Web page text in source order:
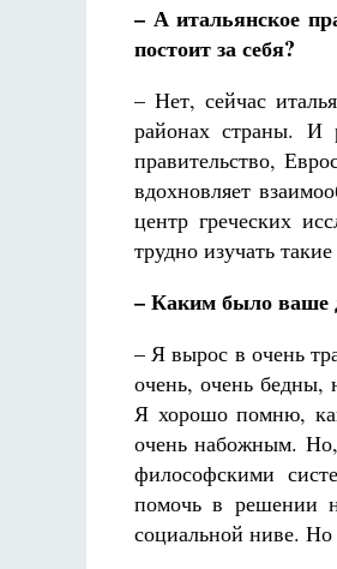
– А итальянское
постоит за себя?
– Нет, сейчас
районах страны. И
правительство,
вдохновляет
центр греческих
трудно изучать
– Каким было ваше
– Я вырос в очень
очень, очень бедны,
Я хорошо помню,
очень набожным. Но,
философскими
помочь в решении
социальной ниве.